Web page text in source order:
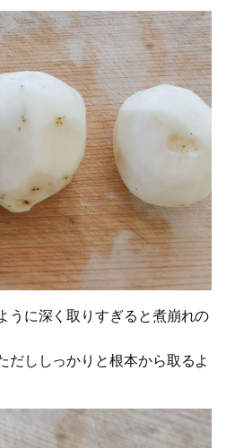
うに深く取りすぎると煮崩れの
だししっかりと根本から取るよ